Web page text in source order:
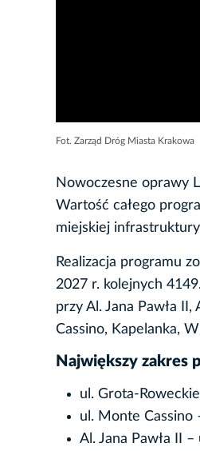
Fot. Zarząd Dróg Miasta Krakowa
Nowoczesne oprawy
Wartość całego
miejskiej
Realizacja programu
2027 r. kolejnych
przy Al. Jana Pawła
Cassino, Kapelanka,
Największy zakres
ul. Grota-
ul. Monte Cassino
Al. Jana Pawła II